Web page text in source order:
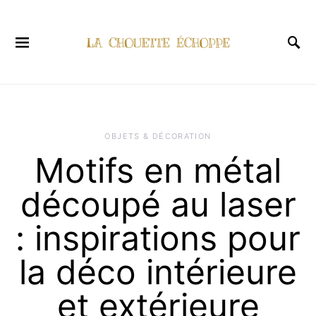
OBJETS & DÉCORATION
Motifs en métal
découpé au laser
: inspirations pour
la déco intérieure
et extérieure